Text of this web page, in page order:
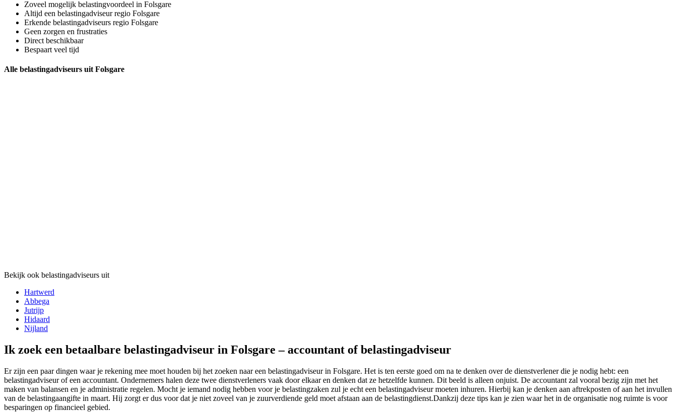
Zoveel mogelijk belastingvoordeel in Folsgare
Altijd een belastingadviseur regio Folsgare
Erkende belastingadviseurs regio Folsgare
Geen zorgen en frustraties
Direct beschikbaar
Bespaart veel tijd
Alle belastingadviseurs uit Folsgare
Bekijk ook belastingadviseurs uit
Hartwerd
Abbega
Jutrijp
Hidaard
Nijland
Ik zoek een betaalbare belastingadviseur in Folsgare – accountant of belastingadviseur
Er zijn een paar dingen waar je rekening mee moet houden bij het zoeken naar een belastingadviseur in Folsgare. Het is ten eerste goed om na te denken over de dienstverlener die je nodig hebt: een
belastingadviseur of een accountant. Ondernemers halen deze twee dienstverleners vaak door elkaar en denken dat ze hetzelfde kunnen. Dit beeld is alleen onjuist. De accountant zal vooral bezig zijn met het
maken van balansen en je administratie regelen. Mocht je iemand nodig hebben voor je belastingzaken zul je echt een belastingadviseur moeten inhuren. Hierbij kan je denken aan aftrekposten of aan het invullen
van de belastingaangifte in maart. Hij zorgt er dus voor dat je niet zoveel van je zuurverdiende geld moet afstaan aan de belastingdienst.Dankzij deze tips kan je zien waar het in de organisatie nog ruimte is voor
besparingen op financieel gebied.